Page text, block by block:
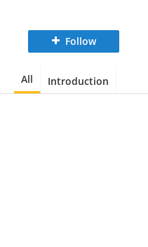
Follow
All Introduction